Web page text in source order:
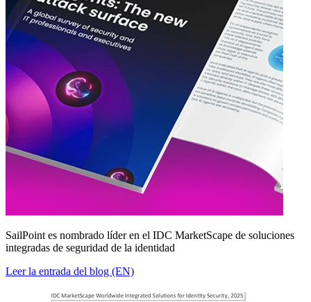
SailPoint es nombrado líder en el IDC MarketScape de soluciones
integradas de seguridad de la identidad
Leer la entrada del blog (EN)